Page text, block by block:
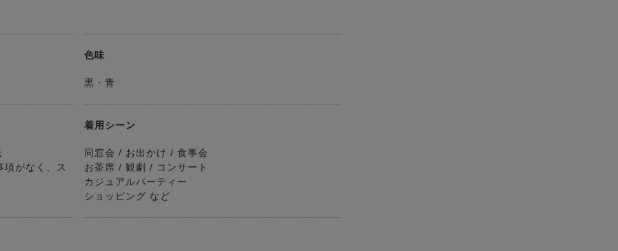
色味
黒・青
がなく、ス
着用シーン
同窓会 / お出かけ / 食事会
お茶席 / 観劇 / コンサート
カジュアルパーティー
ショッピング など